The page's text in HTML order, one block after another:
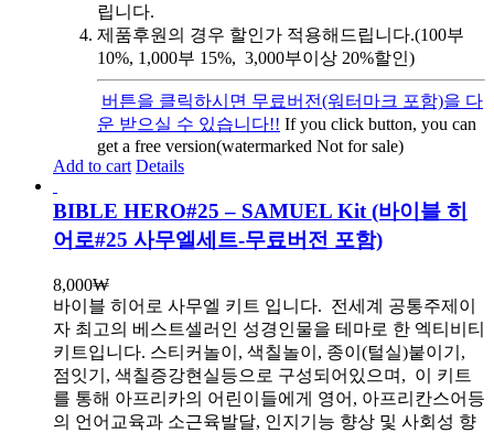
립니다.
제품후원의 경우 할인가 적용해드립니다.(100부
10%, 1,000부 15%, 3,000부이상 20%할인)
버튼을 클릭하시면 무료버전(워터마크 포함)을 다
운 받으실 수 있습니다!! If you click button, you can
get a free version(watermarked Not for sale)
Add to cart Details
BIBLE HERO#25 – SAMUEL Kit (바이블 히
어로#25 사무엘세트-무료버전 포함)
8,000₩
바이블 히어로 사무엘 키트 입니다. 전세계 공통주제이
자 최고의 베스트셀러인 성경인물을 테마로 한 엑티비티
키트입니다. 스티커놀이, 색칠놀이, 종이(털실)붙이기,
점잇기, 색칠증강현실등으로 구성되어있으며, 이 키트
를 통해 아프리카의 어린이들에게 영어, 아프리칸스어등
의 언어교육과 소근육발달, 인지기능 향상 및 사회성 향